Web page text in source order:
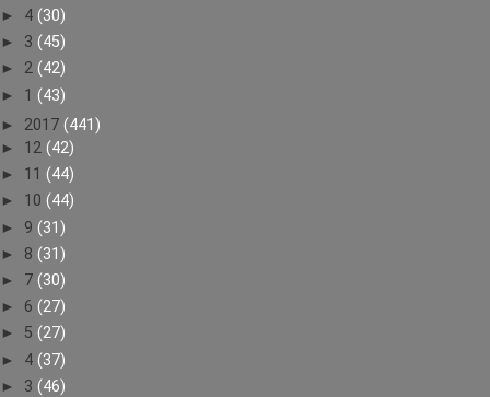
► 4 (30)
► 3 (45)
► 2 (42)
► 1 (43)
► 2017 (441)
► 12 (42)
► 11 (44)
► 10 (44)
► 9 (31)
► 8 (31)
► 7 (30)
► 6 (27)
► 5 (27)
► 4 (37)
► 3 (46)